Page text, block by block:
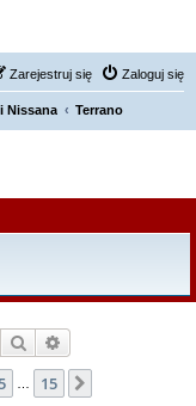
Zaloguj się
Zarejestruj się
Nissana Terrano
Szukaj
15